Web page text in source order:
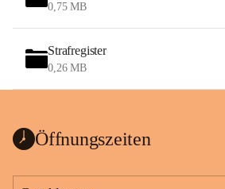
0,75 MB
Strafregister
0,26 MB
Öffnungszeiten